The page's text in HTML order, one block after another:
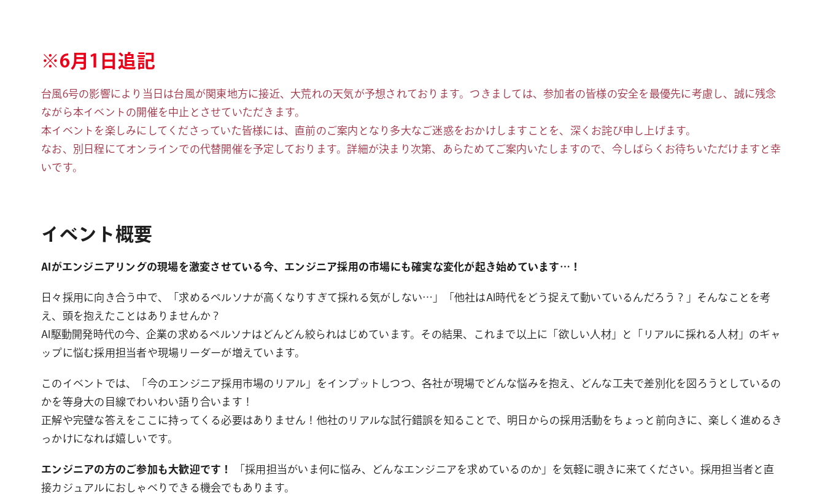
※6月1日追記
台風6号の影響により当日は台風が関東地方に接近、大荒れの天気が予想されております。つきましては、参加者の皆様の安全を最優先に考慮し、誠に残念
ながら本イベントの開催を中止とさせていただきます。
本イベントを楽しみにしてくださっていた皆様には、直前のご案内となり多大なご迷惑をおかけしますことを、深くお詫び申し上げます。
なお、別日程にてオンラインでの代替開催を予定しております。詳細が決まり次第、あらためてご案内いたしますので、今しばらくお待ちいただけますと幸
いです。
イベント概要
AIがエンジニアリングの現場を激変させている今、エンジニア採用の市場にも確実な変化が起き始めています…！
日々採用に向き合う中で、「求めるペルソナが高くなりすぎて採れる気がしない…」「他社はAI時代をどう捉えて動いているんだろう？」そんなことを考
え、頭を抱えたことはありませんか？
AI駆動開発時代の今、企業の求めるペルソナはどんどん絞られはじめています。その結果、これまで以上に「欲しい人材」と「リアルに採れる人材」のギャ
ップに悩む採用担当者や現場リーダーが増えています。
このイベントでは、「今のエンジニア採用市場のリアル」をインプットしつつ、各社が現場でどんな悩みを抱え、どんな工夫で差別化を図ろうとしているの
かを等身大の目線でわいわい語り合います！
正解や完璧な答えをここに持ってくる必要はありません！他社のリアルな試行錯誤を知ることで、明日からの採用活動をちょっと前向きに、楽しく進めるき
っかけになれば嬉しいです。
エンジニアの方のご参加も大歓迎です！
「採用担当がいま何に悩み、どんなエンジニアを求めているのか」を気軽に覗きに来てください。採用担当者と直
接カジュアルにおしゃべりできる機会でもあります。